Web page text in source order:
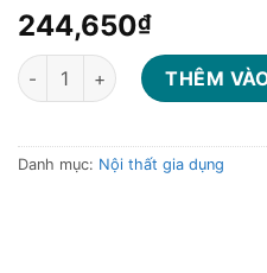
244,650₫
Ghế ăn Hòa Phát G1499 số
THÊM
Danh mục: Nội thất gia dụng